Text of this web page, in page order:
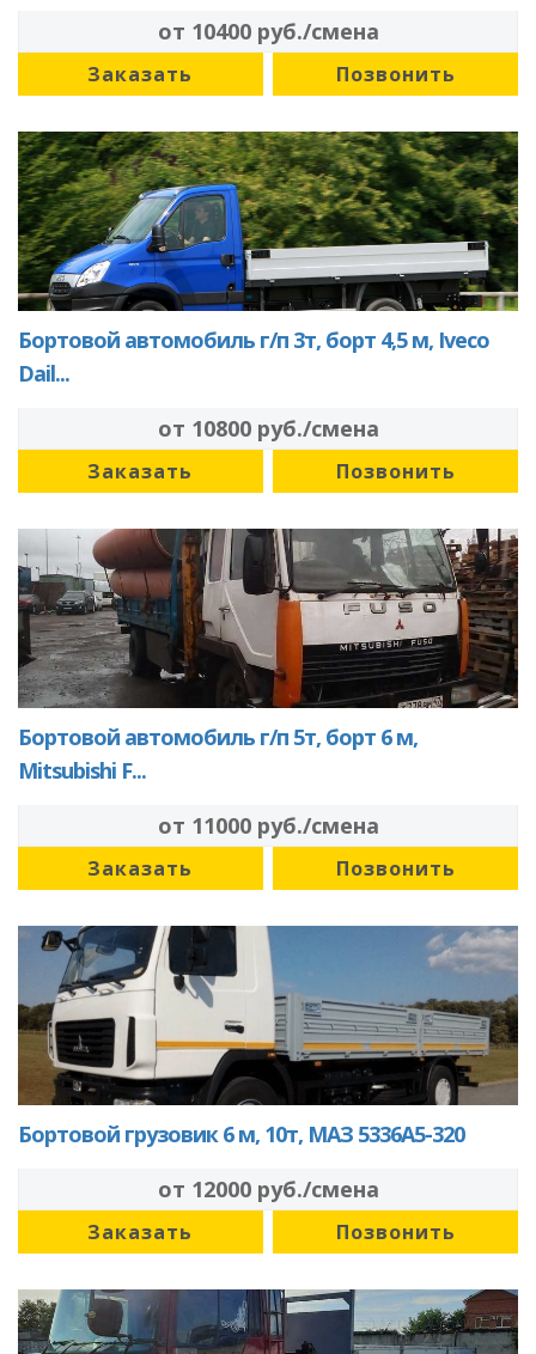
от 10400 руб./смена
Заказать Позвонить
Бортовой автомобиль г/п 3т, борт 4,5 м, Iveco
Dail...
от 10800 руб./смена
Заказать Позвонить
Бортовой автомобиль г/п 5т, борт 6 м,
Mitsubishi F...
от 11000 руб./смена
Заказать Позвонить
Бортовой грузовик 6 м, 10т, МАЗ 5336А5-320
от 12000 руб./смена
Заказать Позвонить